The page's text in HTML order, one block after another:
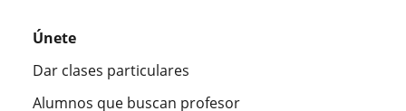
Únete
Dar clases particulares
Alumnos que buscan profesor